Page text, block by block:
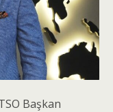
Başkan